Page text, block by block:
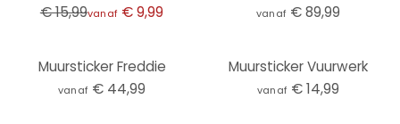
€ 15,99vanaf € 9,99 vanaf € 89,99
Muursticker Freddie
vanaf € 44,99
Muursticker Vuurwerk
vanaf € 14,99